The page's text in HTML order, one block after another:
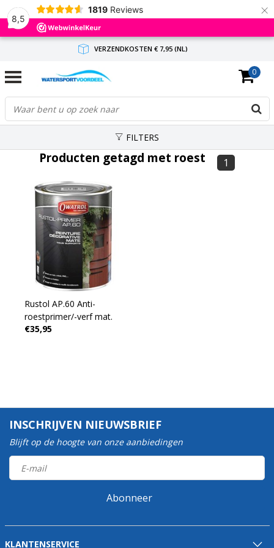
8,5
1819 Reviews ×
VERZENDKOSTEN € 7,95 (NL)
GRATIS VERZENDING(NL) VANAF € 65,-
BINNEN 1-3 WERKDAGEN ANTWOORD
0
FILTERS
Producten getagd met roest 1
Rustol AP.60 Anti-
roestprimer/-verf mat.
€35,95
INSCHRIJVEN NIEUWSBRIEF
Blijft op de hoogte van onze aanbiedingen
Abonneer
KLANTENSERVICE